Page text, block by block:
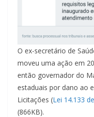
O ex-secretário de
moveu uma ação em
então governador do
estaduais por dano ao
Licitações (Lei 14.133
(866KB).